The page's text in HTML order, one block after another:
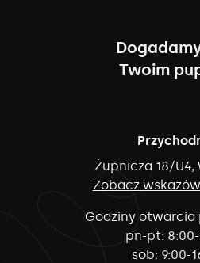
Twoim
Żupnicza 18/U4,
Zobacz
Godziny otwarcia
pn-pt:
sob: 9:00-